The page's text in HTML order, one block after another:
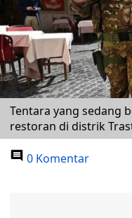
Tentara yang sedang
restoran di distrik
0 Komentar